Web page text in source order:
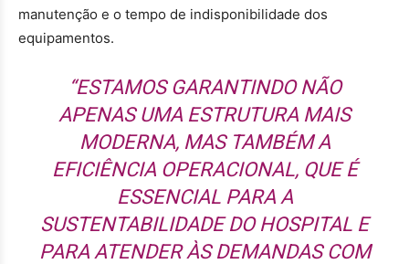
manutenção e o tempo de indisponibilidade dos
equipamentos.
“ESTAMOS GARANTINDO NÃO
APENAS UMA ESTRUTURA MAIS
MODERNA, MAS TAMBÉM A
EFICIÊNCIA OPERACIONAL, QUE É
ESSENCIAL PARA A
SUSTENTABILIDADE DO HOSPITAL E
PARA ATENDER ÀS DEMANDAS COM